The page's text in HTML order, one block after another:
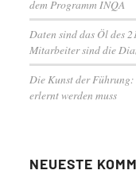
dem Programm INQA
Daten sind das Öl des
Mitarbeiter sind die
Die Kunst der
erlernt werden muss
NEUESTE